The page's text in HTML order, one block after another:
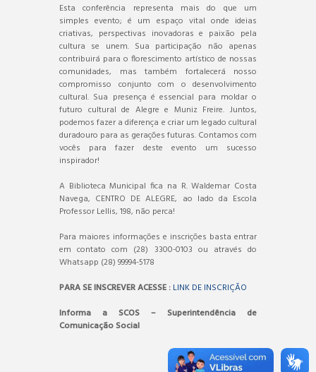
Esta conferência representa mais do que um
simples evento; é um espaço vital onde ideias
criativas, perspectivas inovadoras e paixão pela
cultura se unem. Sua participação não apenas
contribuirá para o florescimento artístico de nossas
comunidades, mas também fortalecerá nosso
compromisso conjunto com o desenvolvimento
cultural. Sua presença é essencial para moldar o
futuro cultural de Alegre e Muniz Freire. Juntos,
podemos fazer a diferença e criar um legado cultural
duradouro para as gerações futuras. Contamos com
vocês para fazer deste evento um sucesso
inspirador!
A Biblioteca Municipal fica na R. Waldemar Costa
Navega, CENTRO DE ALEGRE, ao lado da Escola
Professor Lellis, 198, não perca!
Para maiores informações e inscrições basta entrar
em contato com (28) 3300-0103 ou através do
Whatsapp (28) 99994-5178
PARA SE INSCREVER ACESSE : LINK DE INSCRIÇÃO
Informa a SCOS – Superintendência de
Comunicação Social